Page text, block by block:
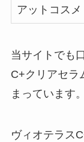
アットコスメ
当サイトでも
C+クリアセラ
まっています。
ヴィオテラス